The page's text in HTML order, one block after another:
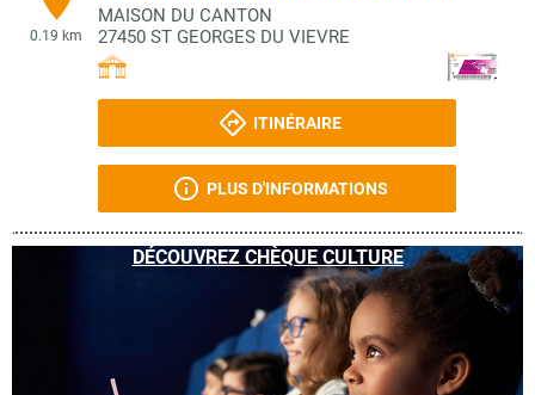
0.19 km
MAISON DU CANTON
27450 ST GEORGES DU VIEVRE
ITINÉRAIRE
PLUS D'INFORMATIONS
DÉCOUVREZ CHÈQUE CULTURE